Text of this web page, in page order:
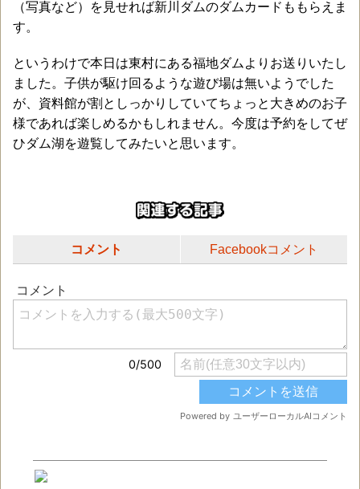
（写真など）を見せれば新川ダムのダムカードももらえま
す。
というわけで本日は東村にある福地ダムよりお送りいたし
ました。子供が駆け回るような遊び場は無いようでした
が、資料館が割としっかりしていてちょっと大きめのお子
様であれば楽しめるかもしれません。今度は予約をしてぜ
ひダム湖を遊覧してみたいと思います。
コメント Facebookコメント